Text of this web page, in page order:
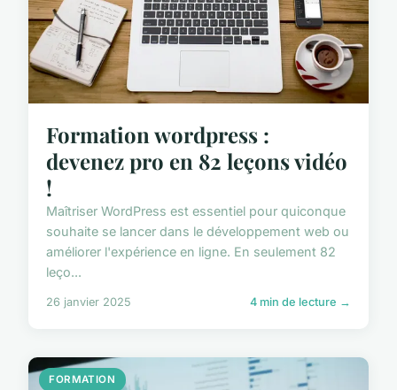
Formation wordpress :
devenez pro en 82 leçons vidéo
!
Maîtriser WordPress est essentiel pour quiconque
souhaite se lancer dans le développement web ou
améliorer l'expérience en ligne. En seulement 82
leço...
26 janvier 2025 4 min de lecture →
FORMATION